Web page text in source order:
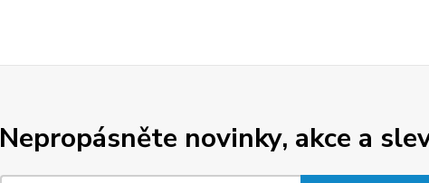
Nepropásněte novinky, akce a